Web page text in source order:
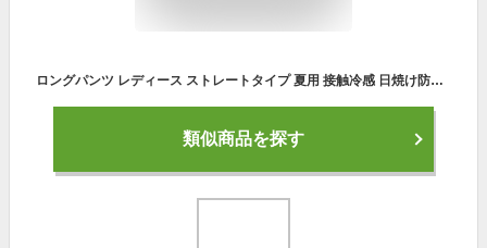
ロングパンツ レディース ストレートタイプ 夏用 接触冷感 日焼け防止 薄地 涼しい ソフト 日本製スポーツ UVカット UPF50+ 紫外線対策 テニス ゴルフ ヨガ パンツ テニスウェア ポケット2個UPF50+ ホワイトビューティー 【送料無料】
類似商品を探す